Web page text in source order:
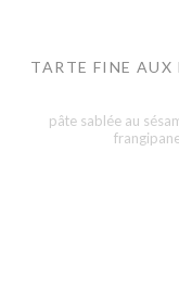
TARTE FINE AUX
pâte sablée au